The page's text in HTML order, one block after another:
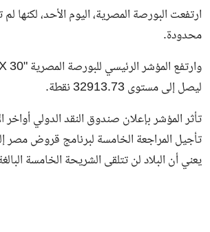
ارتفعت البورصة المصرية، اليوم الأحد،
محدودة.
ليصل إلى مستوى 32913.73 نقطة.
تأثر المؤشر بإعلان صندوق النقد الدولي أواخر
تأجيل المراجعة الخامسة لبرنامج قروض مصر
يعني أن البلاد لن تتلقى الشريحة الخامسة البالغة 1.3 مليار